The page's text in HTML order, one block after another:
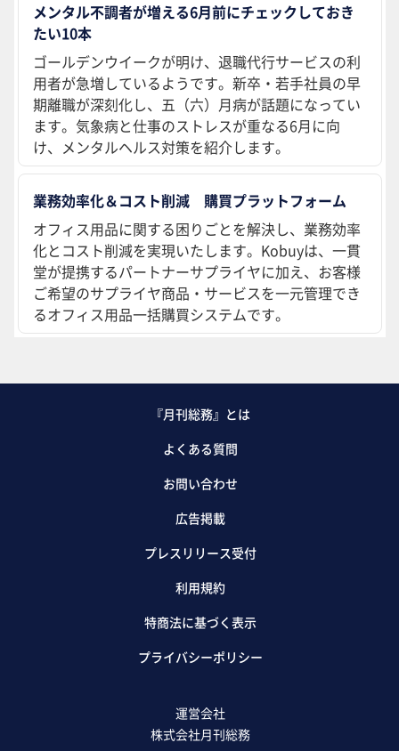
メンタル不調者が増える6月前にチェックしておき
たい10本
ゴールデンウイークが明け、退職代行サービスの利
用者が急増しているようです。新卒・若手社員の早
期離職が深刻化し、五（六）月病が話題になってい
ます。気象病と仕事のストレスが重なる6月に向
け、メンタルヘルス対策を紹介します。
業務効率化＆コスト削減 購買プラットフォーム
オフィス用品に関する困りごとを解決し、業務効率
化とコスト削減を実現いたします。Kobuyは、一貫
堂が提携するパートナーサプライヤに加え、お客様
ご希望のサプライヤ商品・サービスを一元管理でき
るオフィス用品一括購買システムです。
『月刊総務』とは
よくある質問
お問い合わせ
広告掲載
プレスリリース受付
利用規約
特商法に基づく表示
プライバシーポリシー
運営会社
株式会社月刊総務